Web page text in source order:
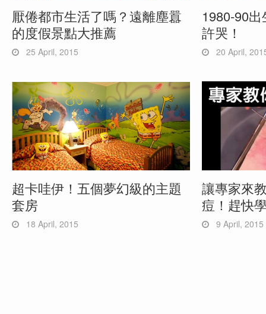
厭倦都市生活了嗎？遠離塵囂
的度假景點大推薦
25 April, 2015
1980-90
許哭！
20 April,
超卡哇伊！五個夢幻級的主題
套房
18 April, 2015
讓專家來
痘！趕快
9 April, 2015